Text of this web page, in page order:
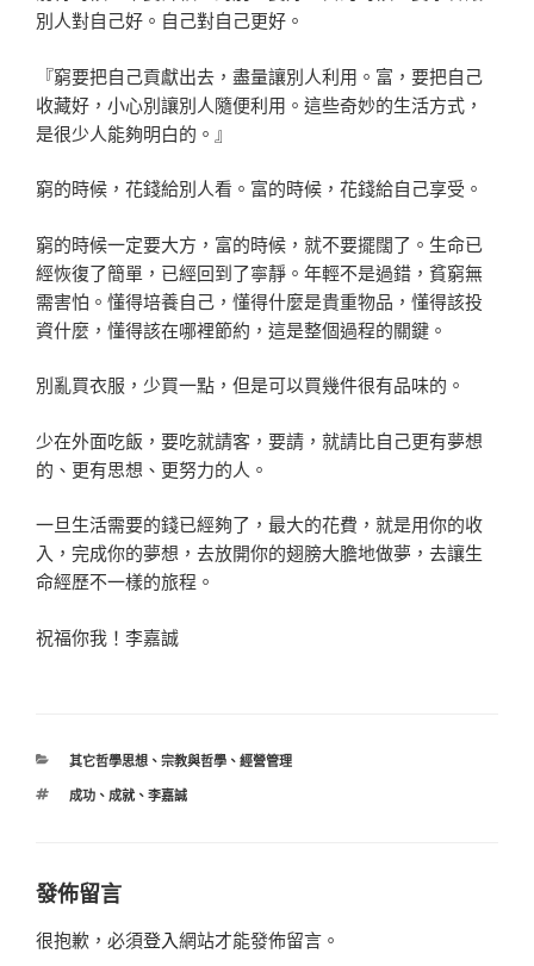
別人對自己好。自己對自己更好。
『窮要把自己貢獻出去，盡量讓別人利用。富，要把自己
收藏好，小心別讓別人隨便利用。這些奇妙的生活方式，
是很少人能夠明白的。』
窮的時候，花錢給別人看。富的時候，花錢給自己享受。
窮的時候一定要大方，富的時候，就不要擺闊了。生命已
經恢復了簡單，已經回到了寧靜。年輕不是過錯，貧窮無
需害怕。懂得培養自己，懂得什麼是貴重物品，懂得該投
資什麼，懂得該在哪裡節約，這是整個過程的關鍵。
別亂買衣服，少買一點，但是可以買幾件很有品味的。
少在外面吃飯，要吃就請客，要請，就請比自己更有夢想
的、更有思想、更努力的人。
一旦生活需要的錢已經夠了，最大的花費，就是用你的收
入，完成你的夢想，去放開你的翅膀大膽地做夢，去讓生
命經歷不一樣的旅程。
祝福你我！李嘉誠
分
其它哲學思想、 宗教與哲學、 經營管理
標
成功、 成就、 李嘉誠
發佈留言
很抱歉，必須登入網站才能發佈留言。